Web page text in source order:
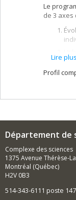
Le
de 3 axes
Lire
Profil
Département de
Complexe des sciences
1375 Avenue Thérèse-
Montréal (Québec)
H2V 0B3
514-343-6111 poste